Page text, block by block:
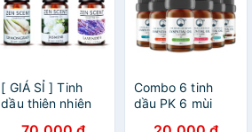
[ GIÁ SỈ ] Tinh
dầu thiên nhiên
Combo 6 tinh
dầu PK 6 mùi